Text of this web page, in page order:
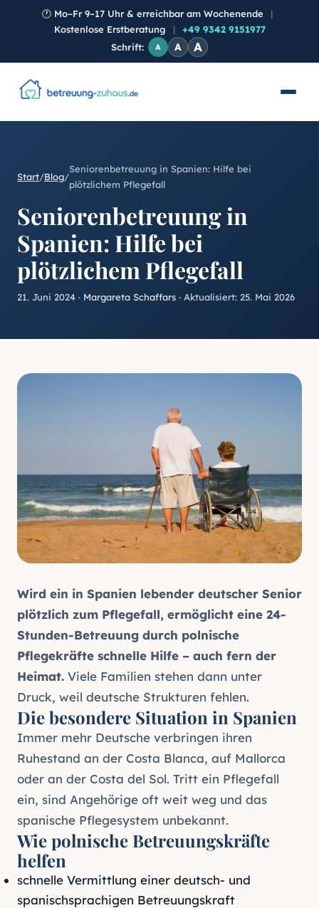
🕐 Mo–Fr 9–17 Uhr & erreichbar am Wochenende
|
Kostenlose Erstberatung
|
+49 9342 9151977
Schrift:
A A A
Start/Blog/
Seniorenbetreuung in Spanien: Hilfe bei
plötzlichem Pflegefall
Seniorenbetreuung in
Spanien: Hilfe bei
plötzlichem Pflegefall
21. Juni 2024 · Margareta Schaffars · Aktualisiert: 25. Mai 2026
Wird ein in Spanien lebender deutscher Senior
plötzlich zum Pflegefall, ermöglicht eine 24-
Stunden-Betreuung durch polnische
Pflegekräfte schnelle Hilfe – auch fern der
Heimat. Viele Familien stehen dann unter
Druck, weil deutsche Strukturen fehlen.
Die besondere Situation in Spanien
Immer mehr Deutsche verbringen ihren
Ruhestand an der Costa Blanca, auf Mallorca
oder an der Costa del Sol. Tritt ein Pflegefall
ein, sind Angehörige oft weit weg und das
spanische Pflegesystem unbekannt.
Wie polnische Betreuungskräfte
helfen
schnelle Vermittlung einer deutsch- und
spanischsprachigen Betreuungskraft